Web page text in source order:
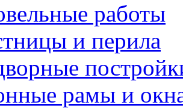
работы
и перила
рамы и